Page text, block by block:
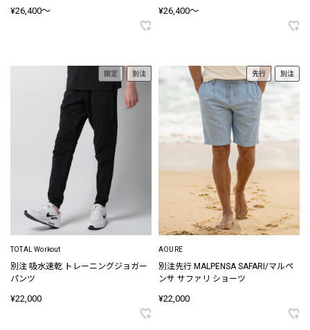
¥26,400～ ¥26,400～
限定 別注
TOTAL Workout
別注 吸水速乾 トレーニングジョガー
パンツ
¥22,000
先行 別注
AOURE
別注先行 MALPENSA SAFARI/マルペ
ンサ サファリ ショーツ
¥22,000